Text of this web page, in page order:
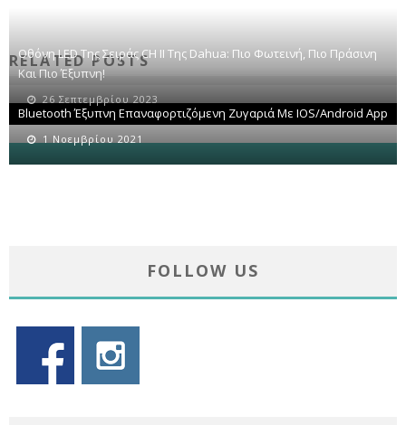
RELATED POSTS
Οθόνη LED Της Σειράς CH II Της Dahua: Πιο Φωτεινή, Πιο Πράσινη
Και Πιο Έξυπνη!
26 Σεπτεμβρίου 2023
Bluetooth Έξυπνη Επαναφορτιζόμενη Ζυγαριά Με IOS/Android App
1 Νοεμβρίου 2021
FOLLOW US